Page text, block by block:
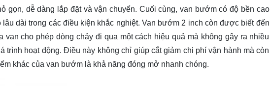
gọn, dễ dàng lắp đặt và vận chuyển. Cuối cùng, van bướm có độ bền cao
dài trong các điều kiện khắc nghiệt. Van bướm 2 inch còn được biết đến
cho phép dòng chảy đi qua một cách hiệu quả mà không gây ra nhiều
hoạt động. Điều này không chỉ giúp cắt giảm chi phí vận hành mà còn
khác của van bướm là khả năng đóng mở nhanh chóng.